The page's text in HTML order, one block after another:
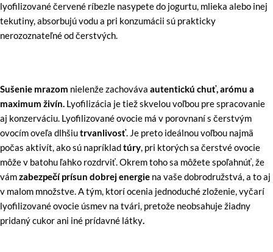
lyofilizované červené ríbezle nasypete do jogurtu, mlieka alebo inej
tekutiny, absorbujú vodu a pri konzumácii sú prakticky
nerozoznateľné od čerstvých.
Sušenie mrazom nielenže zachováva autentickú chuť, arómu a
maximum živín. Lyofilizácia je tiež skvelou voľbou pre spracovanie
aj konzerváciu. Lyofilizované ovocie má v porovnaní s čerstvým
ovocím oveľa dlhšiutrvanlivosť. Je preto ideálnou voľbou najmä
počas aktivít, ako sú napríkladtúry, pri ktorých sa čerstvé ovocie
môže v batohu ľahko rozdrviť. Okrem toho sa môžete spoľahnúť, že
vámzabezpečí prísun dobrej energie na vaše dobrodružstvá, a to aj
v malom množstve. A tým, ktorí ocenia jednoduché zloženie, vyčarí
lyofilizované ovocie úsmev na tvári, pretože neobsahuje žiadny
pridaný cukor ani iné prídavné látky.